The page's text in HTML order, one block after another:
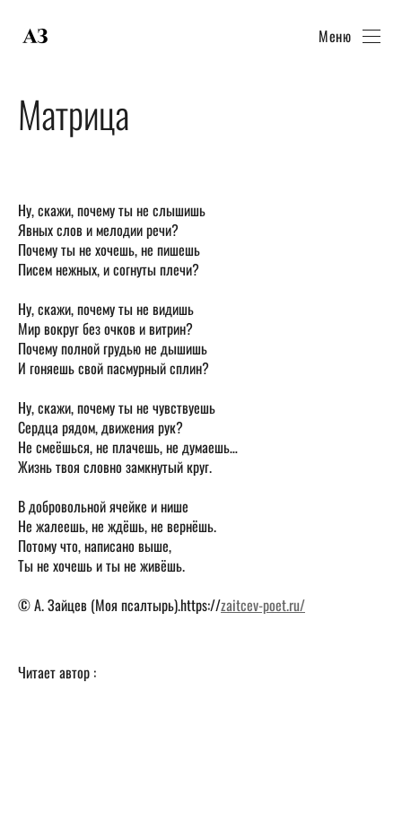
Меню
Матрица
Ну, скажи, почему ты не слышишь
Явных слов и мелодии речи?
Почему ты не хочешь, не пишешь
Писем нежных, и согнуты плечи?
Ну, скажи, почему ты не видишь
Мир вокруг без очков и витрин?
Почему полной грудью не дышишь
И гоняешь свой пасмурный сплин?
Ну, скажи, почему ты не чувствуешь
Сердца рядом, движения рук?
Не смеёшься, не плачешь, не думаешь…
Жизнь твоя словно замкнутый круг.
В добровольной ячейке и нише
Не жалеешь, не ждёшь, не вернёшь.
Потому что, написано выше,
Ты не хочешь и ты не живёшь.
© А. Зайцев (Моя псалтырь).https://zaitcev-poet.ru/
Читает автор :